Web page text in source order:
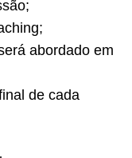
abordado em
de cada